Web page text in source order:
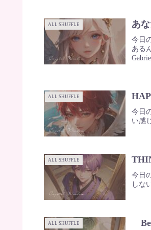
ALL SHUFFLE あ
今日
ある
ALL SHUFFLE
今日
い感
ALL SHUFFLE
今日
しな
ALL SHUFFLE Be